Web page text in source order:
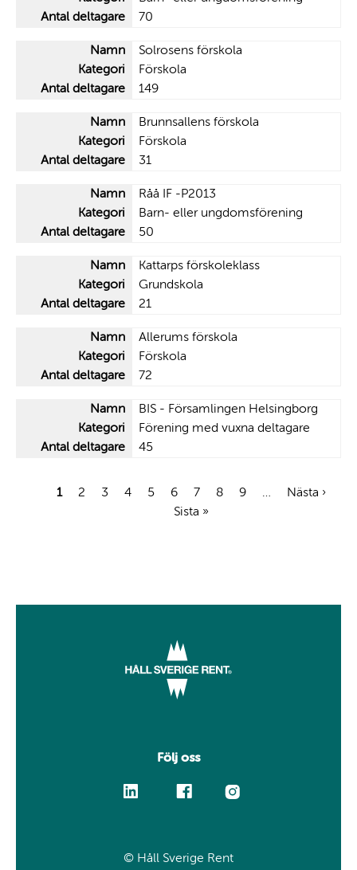
70
Solrosens förskola
Förskola
149
Brunnsallens förskola
Förskola
31
Råå IF -P2013
Barn- eller ungdomsförening
50
Kattarps förskoleklass
Grundskola
21
Allerums förskola
Förskola
72
BIS - Församlingen Helsingborg
Förening med vuxna deltagare
45
Nuvarande
1 Sida
2 Sida
3 Sida
4 Sida
5 Sida
6 Sida
7 Sida
8 Sida
9 …
Nästa
Nästa ›
Sista »
Följ oss
© Håll Sverige Rent